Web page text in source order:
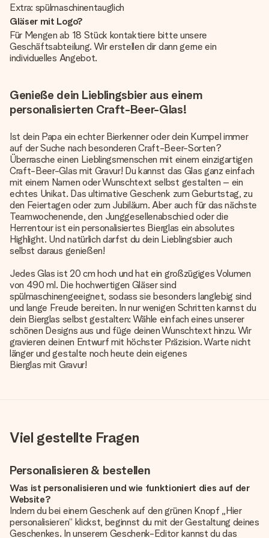
Extra: spülmaschinentauglich
Gläser mit Logo?
Für Mengen ab 18 Stück kontaktiere bitte unsere
Geschäftsabteilung. Wir erstellen dir dann gerne ein
individuelles Angebot.
Genieße dein Lieblingsbier aus einem
personalisierten Craft-Beer-Glas!
Ist dein Papa ein echter Bierkenner oder dein Kumpel immer
auf der Suche nach besonderen Craft-Beer-Sorten?
Überrasche einen Lieblingsmenschen mit einem einzigartigen
Craft-Beer-Glas mit Gravur! Du kannst das Glas ganz einfach
mit einem Namen oder Wunschtext selbst gestalten – ein
echtes Unikat. Das ultimative Geschenk zum Geburtstag, zu
den Feiertagen oder zum Jubiläum. Aber auch für das nächste
Teamwochenende, den Junggesellenabschied oder die
Herrentour ist ein personalisiertes Bierglas ein absolutes
Highlight. Und natürlich darfst du dein Lieblingsbier auch
selbst daraus genießen!
Jedes Glas ist 20 cm hoch und hat ein großzügiges Volumen
von 490 ml. Die hochwertigen Gläser sind
spülmaschinengeeignet, sodass sie besonders langlebig sind
und lange Freude bereiten. In nur wenigen Schritten kannst du
dein Bierglas selbst gestalten: Wähle einfach eines unserer
schönen Designs aus und füge deinen Wunschtext hinzu. Wir
gravieren deinen Entwurf mit höchster Präzision. Warte nicht
länger und gestalte noch heute dein eigenes
Bierglas mit Gravur!
Viel gestellte Fragen
Personalisieren & bestellen
Was ist personalisieren und wie funktioniert dies auf der
Website?
Indem du bei einem Geschenk auf den grünen Knopf „Hier
personalisieren“ klickst, beginnst du mit der Gestaltung deines
Geschenkes. In unserem Geschenk-Editor kannst du das